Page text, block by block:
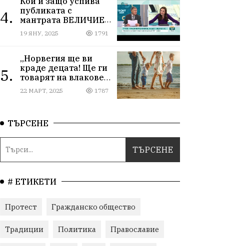
4.
публиката с
мантрата ВЕЛИЧИЕ
ОСТАВА ИЗВЪН
ПАРЛАМЕНТА
19 ЯНУ, 2025 1791
5.
„Норвегия ще ви
краде децата! Ще ги
товарят на влакове
от гара Подуяне“
22 МАРТ, 2025 1787
ТЪРСЕНЕ
# ЕТИКЕТИ
Протест Гражданско общество
Традиции Политика Православие